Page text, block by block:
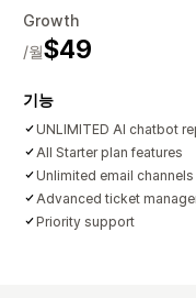
Growth
$49
/월
기능
UNLIMITED AI chatbot
All Starter plan features
Unlimited email channels
Advanced ticket
Priority support